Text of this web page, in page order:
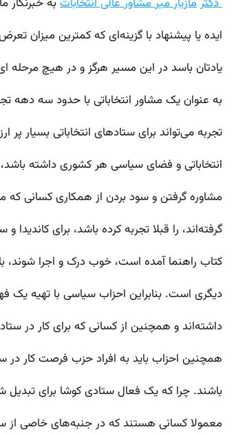
دکترمازیار میر مشاور عالی انتخاباتبه خبرنگار
ایده یا پیشنهاد با گزینه‌ای که کمترین میزان
یادتان باسد در این مسیر هرگز و در هیچ مرحله
به عنوان یک مشاور انتخاباتی با حدود سه دهه
تجربه می‌تواند برای ستاد‌های انتخاباتی بسیار
انتخاباتی و فضای سیاسی هر کشوری داشته
مشاوره گرفتن و سود بردن از همکاری کسانی که
گرفته‌اند، را قبلا تجربه کرده باشد، برای
کتاب راهنما آمده است، خوب درک و اجرا شوند،
دیگری است. بنابراین احزاب سیاسی با تهیه یک
داشته‌اند و همچنین از کسانی که برای کار در
همچنین احزاب باید به افراد حزب فرصت کار در
باشند. چرا که یک فعال ستادی کوشا برای
معمولا کسانی هستند که در جنبه‌های خاصی از